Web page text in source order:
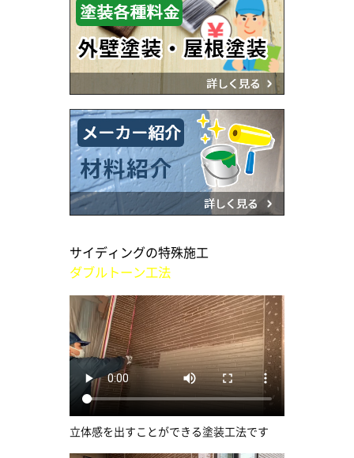
サイディングの特殊施工
ダブルトーン工法
立体感を出すことができる塗装工法です